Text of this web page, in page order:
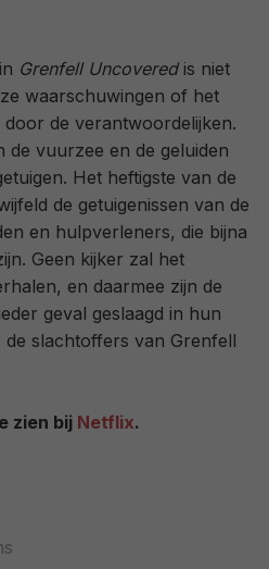
Grenfell Uncoveredis niet
waarschuwingen of het
de verantwoordelijken.
de vuurzee en de geluiden
Het heftigste van de
de getuigenissen van de
en hulpverleners, die bijna
Geen kijker zal het
en daarmee zijn de
geval geslaagd in hun
de slachtoffers van Grenfell
zien bij Netflix.